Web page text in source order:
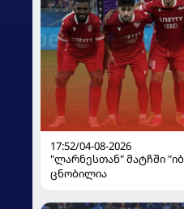
17:52/04-08-2026
"ლარნესთან" მატჩში
ცნობილია